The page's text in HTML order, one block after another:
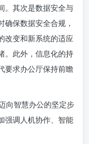
。其次是数据安全与
保数据安全合规，
改变和新系统的适应
。此外，信息化的持
要求办公厅保持前瞻
向智慧办公的坚定步
强调人机协作、智能